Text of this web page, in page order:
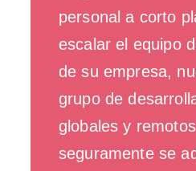
personal a corto
escalar el equipo
de su empresa,
grupo de
globales y
seguramente se